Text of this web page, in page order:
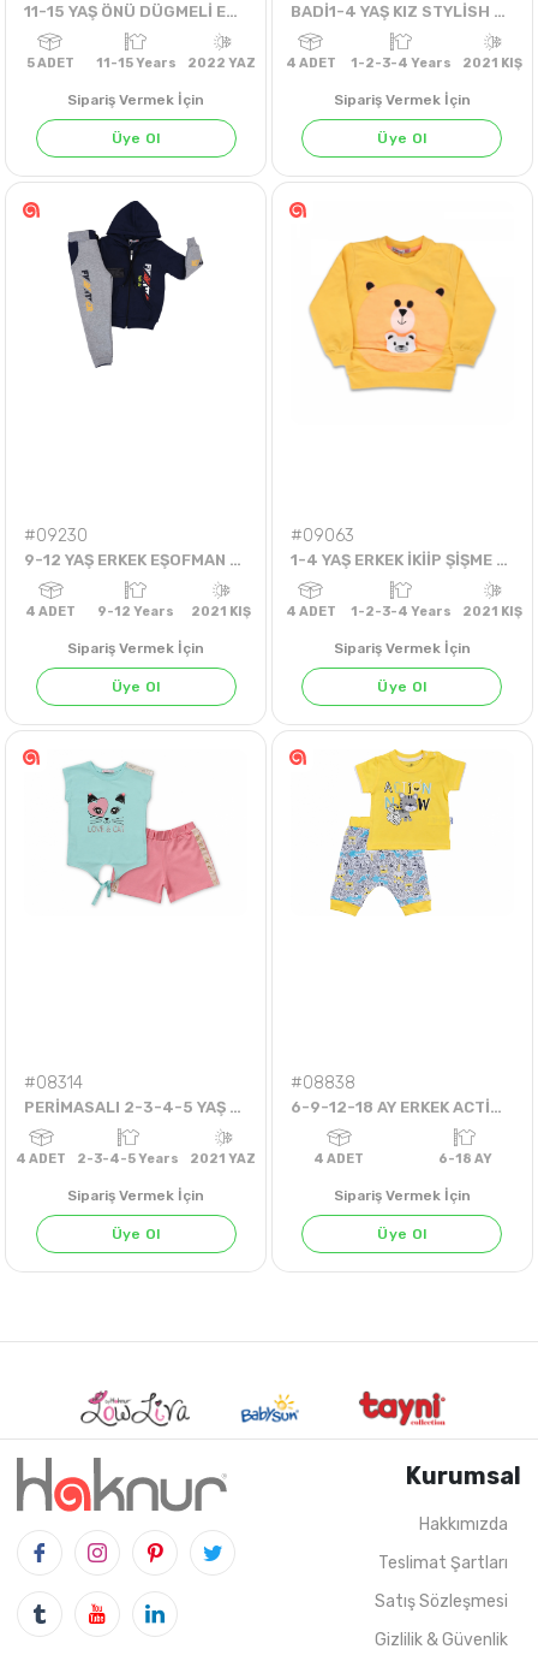
11-15 YAŞ ÖNÜ DÜGMELİ ETEK
11-15 Years
Sipariş Vermek İçin
Üye Ol
BADİ1-4 YAŞ KIZ STYLİSH TEK BADİ
4ADET 1-2-3-4 Years
Sipariş Vermek İçin
Üye Ol
#09230
9-12 YAŞ ERKEK EŞOFMAN TAKIM
Sipariş Vermek İçin
Üye Ol
#09063
1-4 YAŞ ERKEK İKİİP ŞİŞME AYILI TEK SWEAT
Sipariş Vermek İçin
Üye Ol
#08314
PERİMASALI 2-3-4-5 YAŞ LOVE CAT 2'Lİ ŞORTLU TKM
Sipariş Vermek İçin
Üye Ol
#08838
6-9-12-18 AY ERKEK ACTİON KAPRİLİ TAKIM
Sipariş Vermek İçin
Üye Ol
Kurumsal
Hakkımızda
Teslimat Şartları
Satış Sözleşmesi
Gizlilik & Güvenlik